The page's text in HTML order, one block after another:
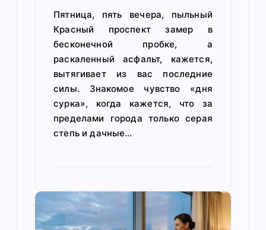
Пятница, пять вечера, пыльный
Красный проспект замер в
бесконечной пробке, а
раскаленный асфальт, кажется,
вытягивает из вас последние
силы. Знакомое чувство «дня
сурка», когда кажется, что за
пределами города только серая
степь и дачные…